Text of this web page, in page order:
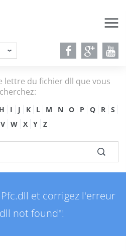
lettre du fichier dll que vous
H I J K L M N O P Q R
S
V W X Y Z
et corrigez l'erreur
not found"!